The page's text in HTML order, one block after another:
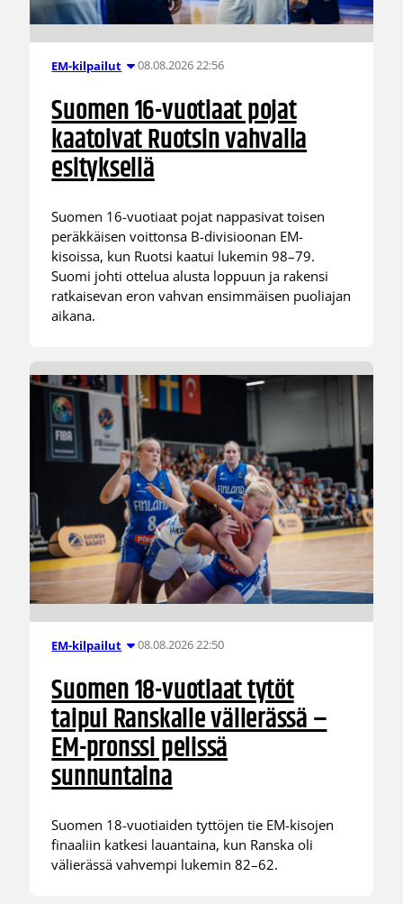
EM-kilpailut 08.08.2026 22:56
Suomen 16-vuotiaat pojat
kaatoivat Ruotsin vahvalla
esityksellä
Suomen 16-vuotiaat pojat nappasivat toisen
peräkkäisen voittonsa B-divisioonan EM-
kisoissa, kun Ruotsi kaatui lukemin 98–79.
Suomi johti ottelua alusta loppuun ja rakensi
ratkaisevan eron vahvan ensimmäisen puoliajan
aikana.
EM-kilpailut 08.08.2026 22:50
Suomen 18-vuotiaat tytöt
taipui Ranskalle välierässä –
EM-pronssi pelissä
sunnuntaina
Suomen 18-vuotiaiden tyttöjen tie EM-kisojen
finaaliin katkesi lauantaina, kun Ranska oli
välierässä vahvempi lukemin 82–62.